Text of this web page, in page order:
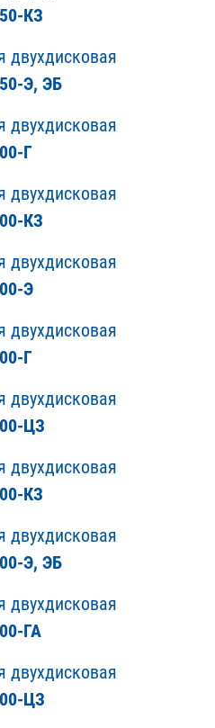
КЗ
двухдисковая
Э, ЭБ
двухдисковая
Г
двухдисковая
КЗ
двухдисковая
Э
двухдисковая
Г
двухдисковая
ЦЗ
двухдисковая
КЗ
двухдисковая
Э, ЭБ
двухдисковая
ГА
двухдисковая
ЦЗ